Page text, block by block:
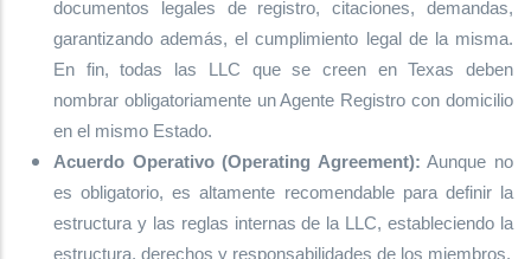
documentos legales de registro, citaciones, demandas,
garantizando además, el cumplimiento legal de la misma.
En fin, todas las LLC que se creen en Texas deben
nombrar obligatoriamente un Agente Registro con domicilio
en el mismo Estado.
Acuerdo Operativo (Operating Agreement): Aunque no
es obligatorio, es altamente recomendable para definir la
estructura y las reglas internas de la LLC, estableciendo la
estructura, derechos y responsabilidades de los miembros.